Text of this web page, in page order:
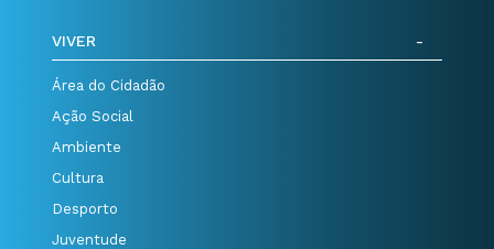
VIVER
Área do Cidadão
Ação Social
Ambiente
Cultura
Desporto
Juventude